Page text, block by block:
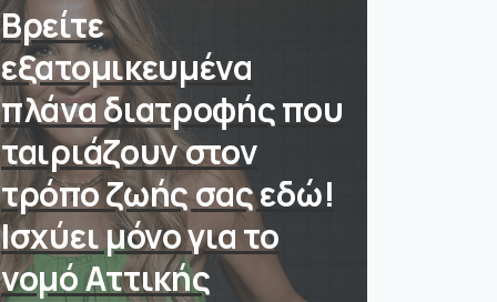
Βρείτε
εξατομικευμένα
πλάνα διατροφής που
ταιριάζουν στον
τρόπο ζωής σας εδώ!
Ισχύει μόνο για το
νομό Αττικής